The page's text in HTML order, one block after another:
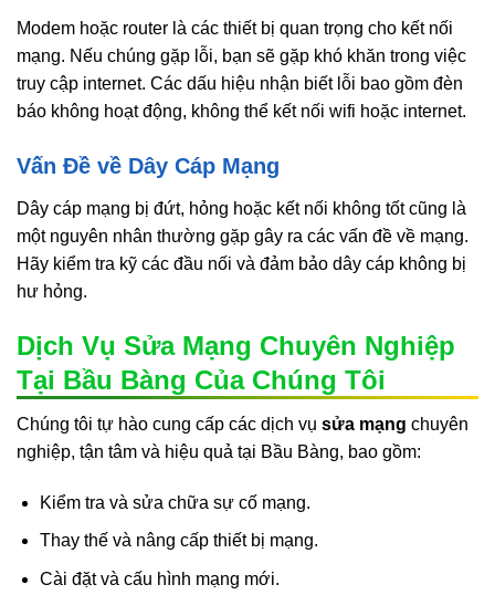
Modem hoặc router là các thiết bị quan trọng cho kết nối
mạng. Nếu chúng gặp lỗi, bạn sẽ gặp khó khăn trong việc
truy cập internet. Các dấu hiệu nhận biết lỗi bao gồm đèn
báo không hoạt động, không thể kết nối wifi hoặc internet.
Vấn Đề về Dây Cáp Mạng
Dây cáp mạng bị đứt, hỏng hoặc kết nối không tốt cũng là
một nguyên nhân thường gặp gây ra các vấn đề về mạng.
Hãy kiểm tra kỹ các đầu nối và đảm bảo dây cáp không bị
hư hỏng.
Dịch Vụ Sửa Mạng Chuyên Nghiệp
Tại Bầu Bàng Của Chúng Tôi
Chúng tôi tự hào cung cấp các dịch vụ sửa mạng chuyên
nghiệp, tận tâm và hiệu quả tại Bầu Bàng, bao gồm:
Kiểm tra và sửa chữa sự cố mạng.
Thay thế và nâng cấp thiết bị mạng.
Cài đặt và cấu hình mạng mới.